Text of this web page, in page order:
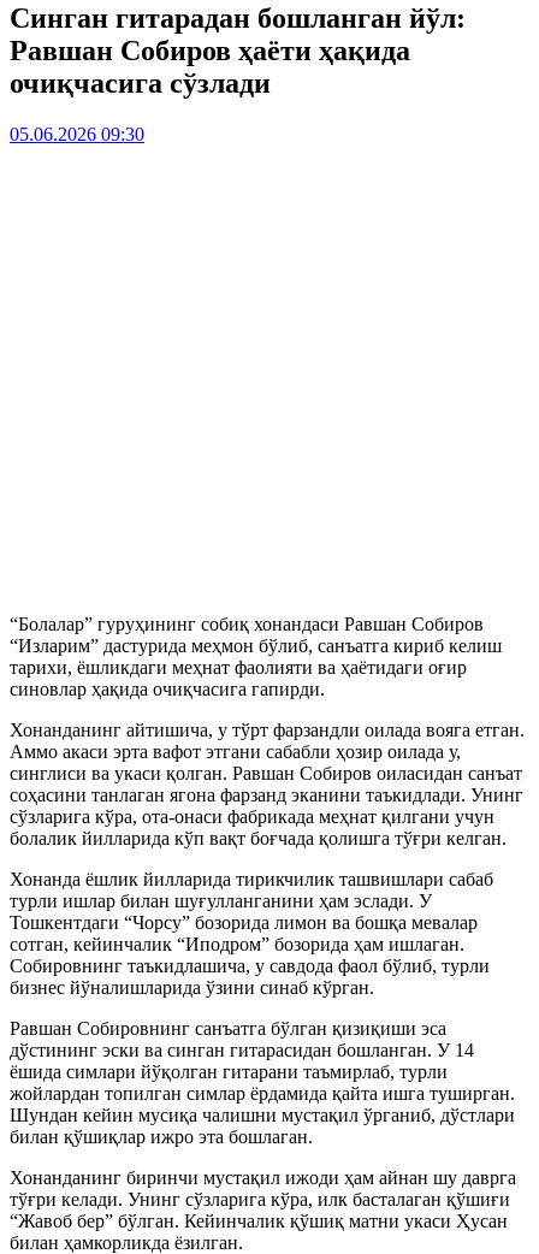
Синган гитарадан бошланган йўл:
Равшан Собиров ҳаёти ҳақида
очиқчасига сўзлади
05.06.2026 09:30
“Болалар” гуруҳининг собиқ хонандаси Равшан Собиров
“Изларим” дастурида меҳмон бўлиб, санъатга кириб келиш
тарихи, ёшликдаги меҳнат фаолияти ва ҳаётидаги оғир
синовлар ҳақида очиқчасига гапирди.
Хонанданинг айтишича, у тўрт фарзандли оилада вояга етган.
Аммо акаси эрта вафот этгани сабабли ҳозир оилада у,
синглиси ва укаси қолган. Равшан Собиров оиласидан санъат
соҳасини танлаган ягона фарзанд эканини таъкидлади. Унинг
сўзларига кўра, ота-онаси фабрикада меҳнат қилгани учун
болалик йилларида кўп вақт боғчада қолишга тўғри келган.
Хонанда ёшлик йилларида тирикчилик ташвишлари сабаб
турли ишлар билан шуғулланганини ҳам эслади. У
Тошкентдаги “Чорсу” бозорида лимон ва бошқа мевалар
сотган, кейинчалик “Иподром” бозорида ҳам ишлаган.
Собировнинг таъкидлашича, у савдода фаол бўлиб, турли
бизнес йўналишларида ўзини синаб кўрган.
Равшан Собировнинг санъатга бўлган қизиқиши эса
дўстининг эски ва синган гитарасидан бошланган. У 14
ёшида симлари йўқолган гитарани таъмирлаб, турли
жойлардан топилган симлар ёрдамида қайта ишга туширган.
Шундан кейин мусиқа чалишни мустақил ўрганиб, дўстлари
билан қўшиқлар ижро эта бошлаган.
Хонанданинг биринчи мустақил ижоди ҳам айнан шу даврга
тўғри келади. Унинг сўзларига кўра, илк басталаган қўшиғи
“Жавоб бер” бўлган. Кейинчалик қўшиқ матни укаси Ҳусан
билан ҳамкорликда ёзилган.